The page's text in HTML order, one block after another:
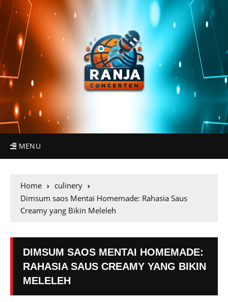
MENU
Home
culinery
Dimsum saos Mentai Homemade: Rahasia Saus
Creamy yang Bikin Meleleh
DIMSUM SAOS MENTAI HOMEMADE:
RAHASIA SAUS CREAMY YANG BIKIN
MELELEH